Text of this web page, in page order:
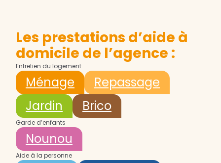
Les prestations d’aide à
domicile de l’agence :
Entretien du logement
Ménage
Repassage
Jardin
Brico
Garde d’enfants
Nounou
Aide à la personne